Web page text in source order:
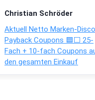
Christian Schröder
Aktuell Netto Marken-
Payback Coupons 🟦⬜ 25-
Fach + 10-fach Coupons
den gesamten Einkauf
↩
Joachim